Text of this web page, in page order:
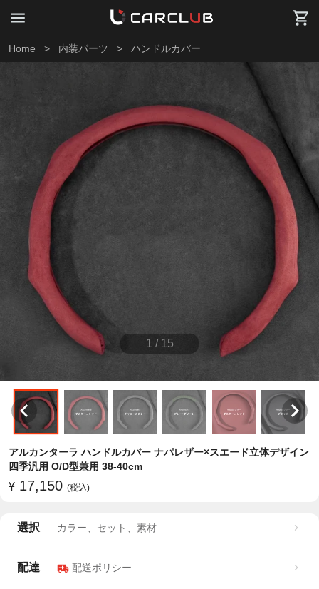
Home > 内装パーツ > ハンドルカバー
1 / 15
アルカンターラ ハンドルカバー ナパレザー×スエード立体デザイン
四季汎用 O/D型兼用 38-40cm
¥ 17,150 (税込)
選択 カラー、セット、素材
配達 配送ポリシー